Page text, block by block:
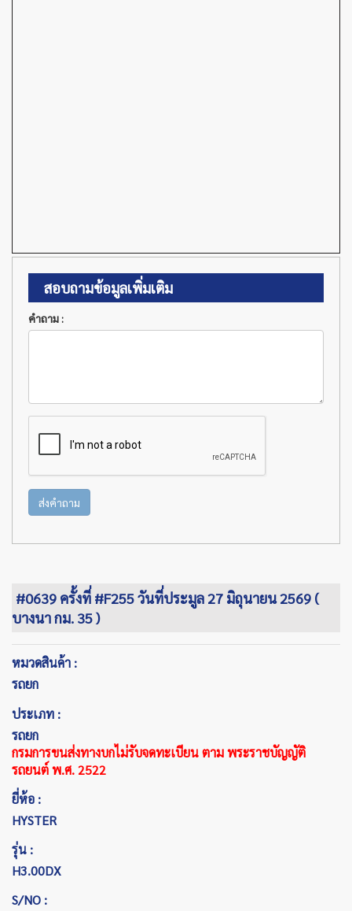
สอบถามข้อมูลเพิ่มเติม
คำถาม :
ส่งคำถาม
#0639 ครั้งที่ #F255 วันที่ประมูล 27 มิถุนายน 2569 (
บางนา กม. 35 )
หมวดสินค้า :
รถยก
ประเภท :
รถยก
กรมการขนส่งทางบกไม่รับจดทะเบียน ตาม พระราชบัญญัติ
รถยนต์ พ.ศ. 2522
ยี่ห้อ :
HYSTER
รุ่น :
H3.00DX
S/NO :